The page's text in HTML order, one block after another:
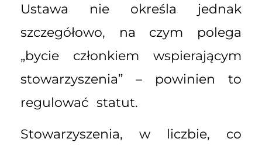
Ustawa nie określa jednak
szczegółowo, na czym polega
„bycie członkiem wspierającym
stowarzyszenia” – powinien to
regulować statut.
Stowarzyszenia, w liczbie, co